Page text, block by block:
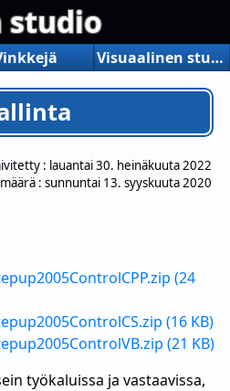
studio
Visuaalinen studio
: lauantai 30. heinäkuuta 2022
: sunnuntai 13. syyskuuta 2020
(24
(16 KB)
(21 KB)
työkaluissa ja vastaavissa,